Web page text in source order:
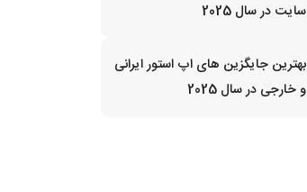
سایت در سال 2025
بهترین جایگزین‌ های اپ استور ایرانی
و خارجی در سال 2025